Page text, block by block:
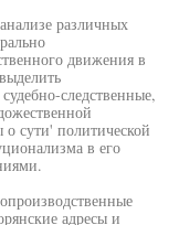
различных
движения в
следственные,
сути' политической
в его
адресы и